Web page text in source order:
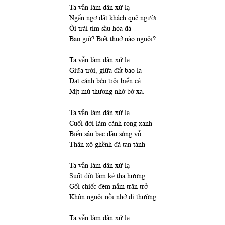
Ta vẫn làm dân xứ lạ
Ngẩn ngơ đất khách quê người
Ôi trái tim sầu hóa đá
Bao giờ? Biết thuở nào nguôi?
Ta vẫn làm dân xứ lạ
Giữa trời, giữa đất bao la
Dạt cánh bèo trôi biển cả
Mịt mù thương nhớ bờ xa.
Ta vẫn làm dân xứ lạ
Cuối đời làm cánh rong xanh
Biển sâu bạc đầu sóng vỗ
Thân xô ghềnh đá tan tành
Ta vẫn làm dân xứ lạ
Suốt đời làm kẻ tha hương
Gối chiếc đêm nằm trăn trở
Khôn nguôi nỗi nhớ dị thường
Ta vẫn làm dân xứ lạ